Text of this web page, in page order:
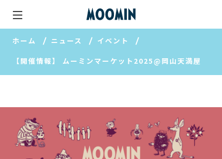
ホーム ニュース イベント
【開催情報】 ムーミンマーケット2025@岡山天満屋